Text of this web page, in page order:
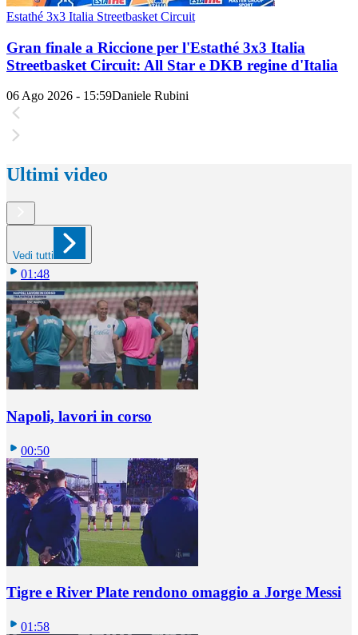
Estathé 3x3 Italia Streetbasket Circuit
Gran finale a Riccione per l'Estathé 3x3 Italia
Streetbasket Circuit: All Star e DKB regine d'Italia
06 Ago 2026 - 15:59Daniele Rubini
Ultimi video
Vedi tutti
01:48
Napoli, lavori in corso
00:50
Tigre e River Plate rendono omaggio a Jorge Messi
01:58